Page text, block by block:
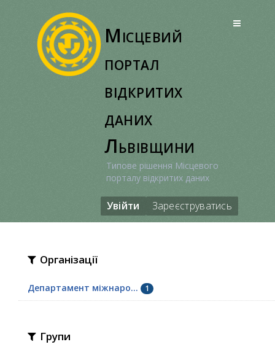
Місцевий
портал
відкритих
даних
Львівщини
Типове рішення Місцевого
порталу відкритих даних
Увійти Зареєструватись
Організації
Департамент міжнаро... 1
Групи